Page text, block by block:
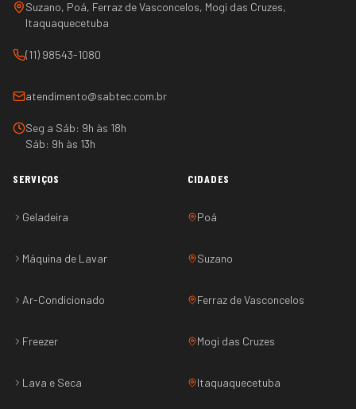
Suzano, Poá, Ferraz de Vasconcelos, Mogi das Cruzes,
Itaquaquecetuba
(11) 98543-1080
atendimento@sabtec.com.br
Seg a Sáb: 9h às 18h
Sáb: 9h às 13h
SERVIÇOS
Geladeira
Máquina de Lavar
Ar-Condicionado
Freezer
Lava e Seca
CIDADES
Poá
Suzano
Ferraz de Vasconcelos
Mogi das Cruzes
Itaquaquecetuba